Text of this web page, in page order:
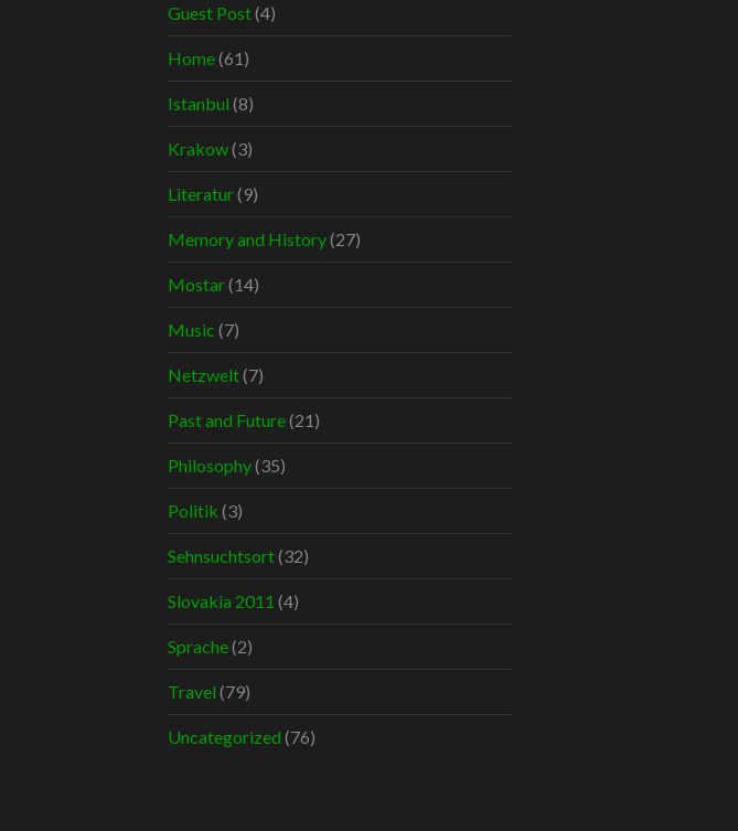
Guest Post(4)
Home(61)
Istanbul (8)
Krakow(3)
Literatur(9)
Memory and History(27)
Mostar(14)
Music (7)
Netzwelt(7)
Past and Future(21)
Philosophy(35)
Politik (3)
Sehnsuchtsort(32)
Slovakia 2011 (4)
Sprache(2)
Travel (79)
Uncategorized (76)